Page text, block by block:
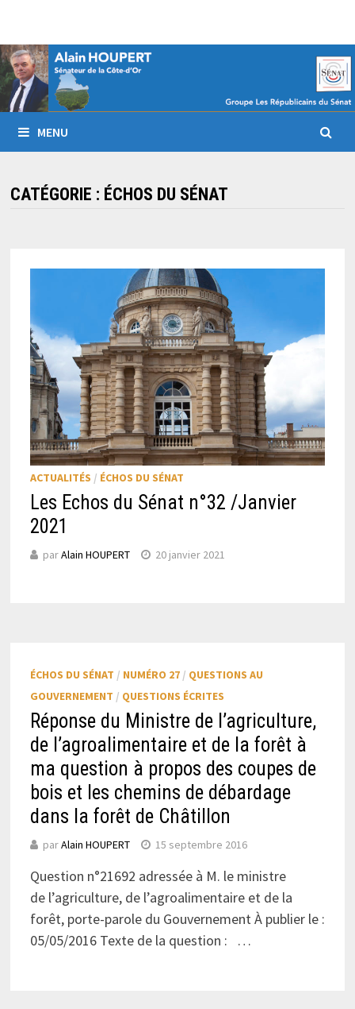
contenu
MENU
CATÉGORIE : ÉCHOS DU SÉNAT
ACTUALITÉS / ÉCHOS DU SÉNAT
Les Echos du Sénat n°32 /Janvier
2021
parAlain HOUPERT 20 janvier 2021
ÉCHOS DU SÉNAT / NUMÉRO 27/ QUESTIONS AU
GOUVERNEMENT / QUESTIONS ÉCRITES
Réponse du Ministre de l’agriculture,
de l’agroalimentaire et de la forêt à
ma question à propos des coupes de
bois et les chemins de débardage
dans la forêt de Châtillon
parAlain HOUPERT 15 septembre 2016
Question n°21692 adressée à M. le ministre
de l’agriculture, de l’agroalimentaire et de la
forêt, porte-parole du Gouvernement À publier le :
05/05/2016 Texte de la question : …